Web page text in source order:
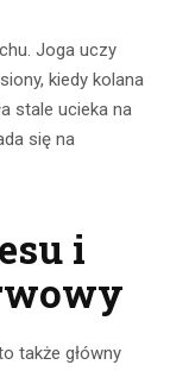
Joga uczy
kiedy kolana
stale ucieka na
się na
i
także główny